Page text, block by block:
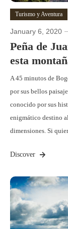
Turismo y Aventura
January 6, 2020
Peña de
esta
A 45 minutos de
por sus bellos
conocido por sus
enigmático destino
dimensiones. Si
Discover